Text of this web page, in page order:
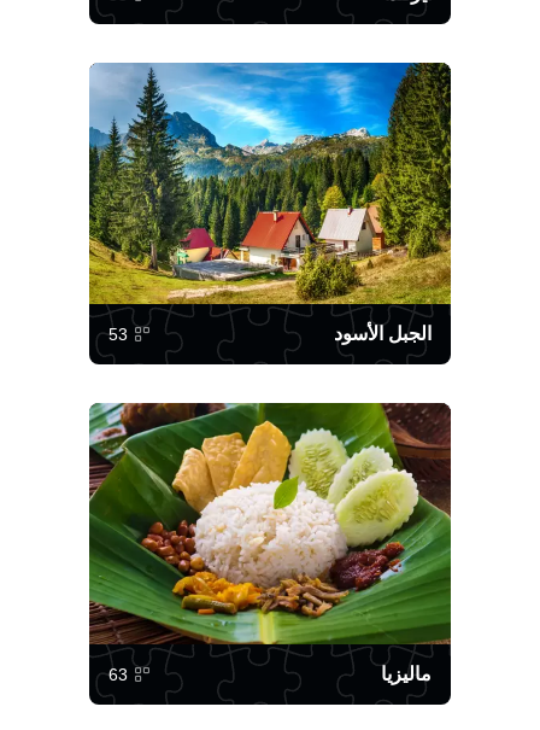
الجبل الأسود 53
ماليزيا 63